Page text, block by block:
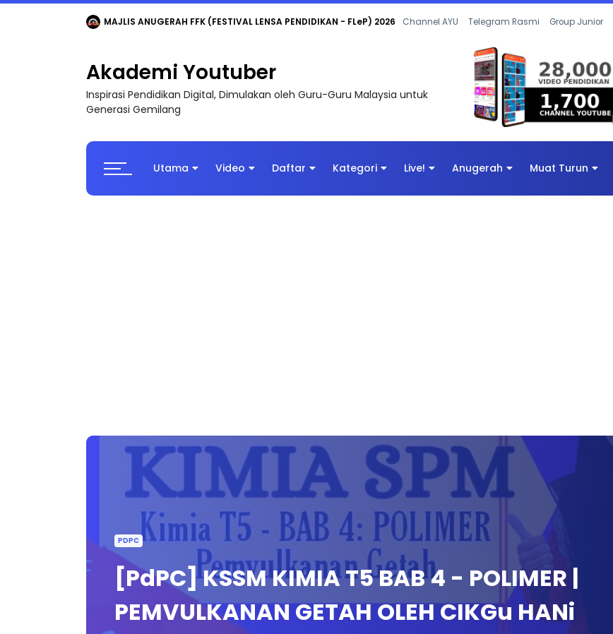
MAJLIS ANUGERAH FFK (FESTIVAL LENSA PENDIDIKAN - FLeP) 2026 Channel AYU Telegram Rasmi Group Junior
Akademi Youtuber
Inspirasi Pendidikan Digital, Dimulakan oleh Guru-Guru Malaysia untuk
Generasi Gemilang
Utama Video Daftar Kategori Live! Anugerah Muat Turun
PDPC
[PdPC] KSSM KIMIA T5 BAB 4 - POLIMER |
PEMVULKANAN GETAH OLEH CIKGu HANi